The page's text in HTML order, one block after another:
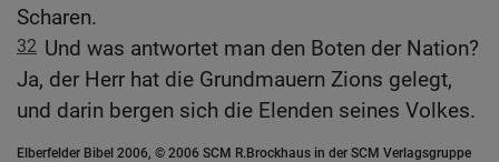
Scharen.
32 Und was antwortet man den Boten der Nation?
Ja, der Herr hat die Grundmauern Zions gelegt,
und darin bergen sich die Elenden seines Volkes.
Elberfelder Bibel 2006, © 2006 SCM R.Brockhaus in der SCM Verlagsgruppe